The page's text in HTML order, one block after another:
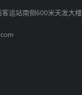
运站南侧600米天发大楼